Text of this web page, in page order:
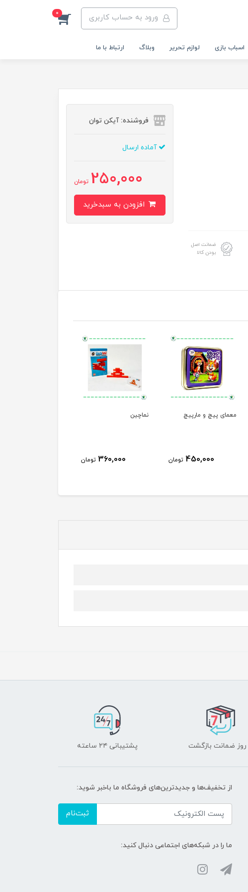
ورود به حساب کاربری 0
اسباب بازی لوازم تحریر وبلاگ ارتباط با ما
ضمانت اصل
بودن کالا
فروشنده: آیکن توان
آماده ارسال
250,000 تومان
معمای پیچ و مارپیچ
450,000 تومان
نماچین
360,000 تومان
پشتیبانی ۲۴ ساعته
از تخفیف‌ها و جدیدترین‌های فروشگاه ما باخبر شوید:
ثبت‌نام
ما را در شبکه‌های اجتماعی دنبال کنید: